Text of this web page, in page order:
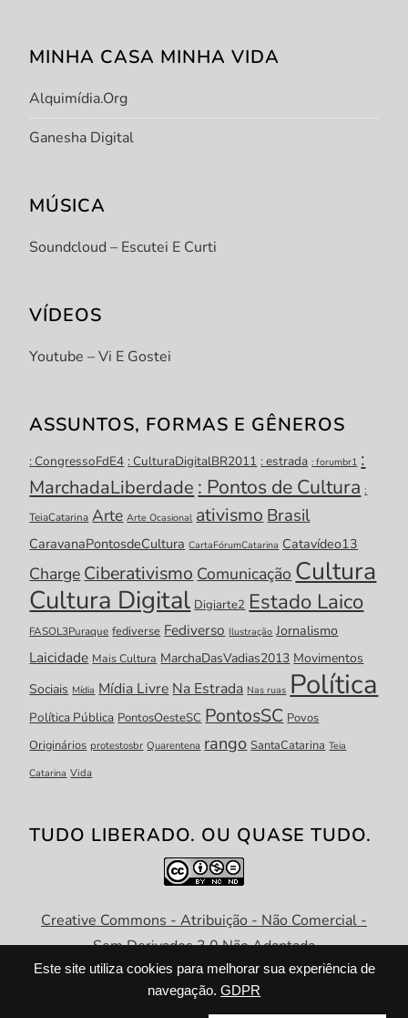
Este site utiliza cookies para melhorar sua experiência de
navegação. GDPR
MINHA CASA MINHA VIDA
Alquimídia.org
Ganesha Digital
MÚSICA
Soundcloud – Escutei E Curti
VÍDEOS
Youtube – Vi E Gostei
ASSUNTOS, FORMAS E GÊNEROS
: CongressoFdE4 : CulturaDigitalBR2011 : estrada : forumbr1 :
MarchadaLiberdade : Pontos de Cultura :
TeiaCatarina Arte Arte Ocasional ativismo Brasil
CaravanaPontosdeCultura CartaFórumCatarina Catavídeo13
Charge Ciberativismo Comunicação Cultura
Cultura Digital Digiarte2 Estado Laico
FASOL3Puraque fediverse Fediverso Ilustração Jornalismo
Laicidade Mais Cultura MarchaDasVadias2013 Movimentos
Sociais Mídia Mídia Livre Na Estrada Nas ruas Política
Política Pública PontosOesteSC PontosSC Povos
Originários protestosbr Quarentena rango SantaCatarina Teia
Catarina Vida
TUDO LIBERADO. OU QUASE TUDO.
Creative Commons - Atribuição - Não Comercial -
Sem Derivados 3.0 Não Adaptada